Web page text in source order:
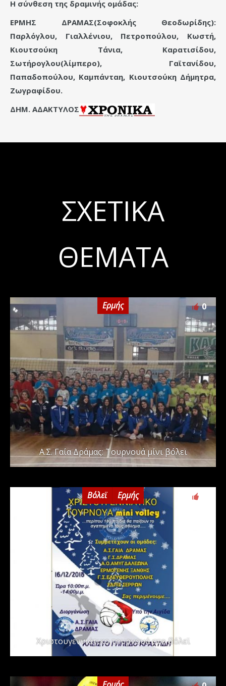
Η σύνθεση της δραμινής ομάδας:
ΕΡΜΗΣ ΔΡΑΜΑΣ(Σοφοκλής Θεοδωρίδης):
Παρλόγλου, Γιαλλένιου, Πετροπούλου, Κωστή,
Κιουτσούκη Τάνια, Καρατισίδου,
Σωτήρογλου(λίμπερο), Γαϊτανίδου,
Παπαδοπούλου, Καμπάνταη, Κιουτσούκη Δήμητρα,
Ζωγραφίδου.
ΔΗΜ. ΑΔΑΚΤΥΛΟΣ
ΣΧΕΤΙΚΆ
ΘΈΜΑΤΑ
Ερμής 0
Α.Σ. Γαία Δράμας: Τουρνουά μίνι βόλεϊ
Βόλεϊ Ερμής
Χριστουγεννιάτικο τουρνουά στο βόλεϊ